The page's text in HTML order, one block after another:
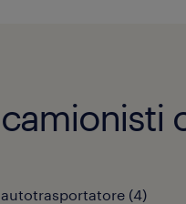
camionisti
autotrasportatore (4)